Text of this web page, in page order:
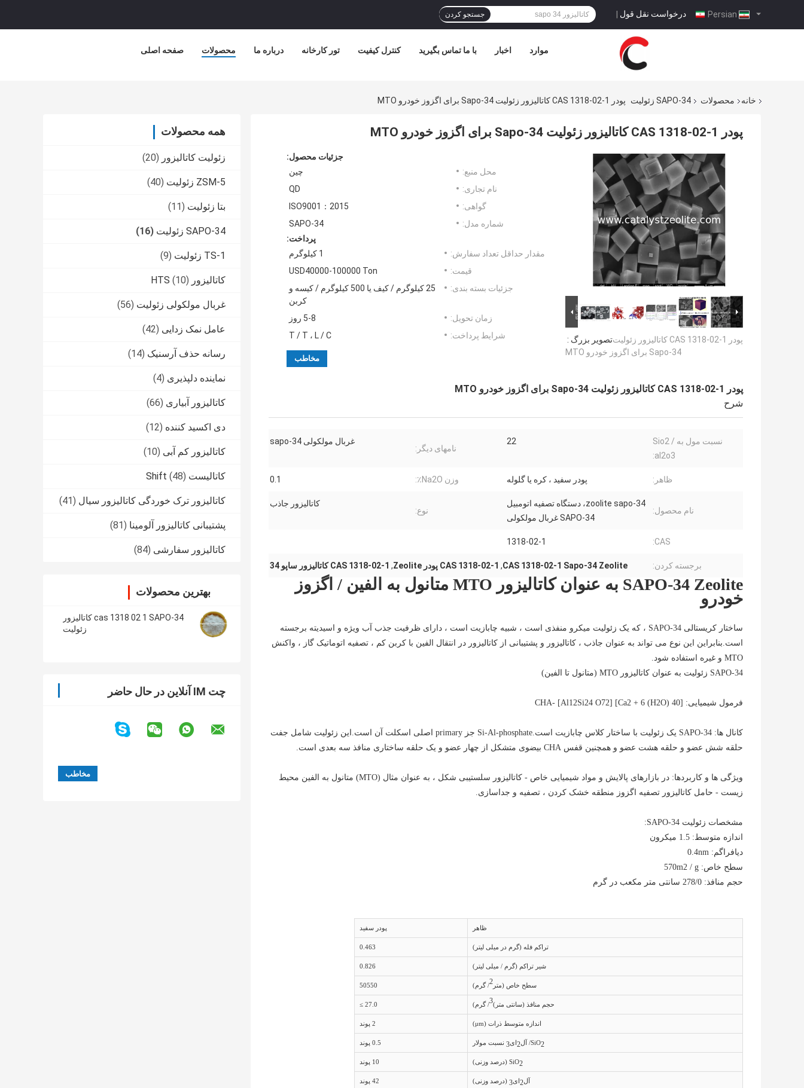
درخواست نقل قول | جستجو کردن
صفحه اصلی محصولات درباره ما تور کارخانه کنترل کیفیت با ما تماس بگیرید اخبار موارد
خانه محصولات SAPO-34 زئولیت پودر CAS 1318-02-1 کاتالیزور زئولیت Sapo-34 برای اگزوز خودرو MTO
همه محصولات
زئولیت کاتالیزور (20)
ZSM-5 زئولیت (40)
بتا زئولیت (11)
SAPO-34 زئولیت (16)
TS-1 زئولیت (9)
کاتالیزور HTS (10)
غربال مولکولی زئولیت (56)
عامل نمک زدایی (42)
رسانه حذف آرسنیک (14)
نماینده دلپذیری (4)
کاتالیزور آبیاری (66)
دی اکسید کننده (12)
کاتالیزور کم آبی (10)
کاتالیست Shift (48)
کاتالیزور ترک خوردگی کاتالیزور سیال (41)
پشتیبانی کاتالیزور آلومینا (81)
کاتالیزور سفارشی (84)
بهترین محصولات
cas 1318 02 1 SAPO-34 کاتالیزور
زئولیت
چت IM آنلاین در حال حاضر
پودر CAS 1318-02-1 کاتالیزور زئولیت Sapo-34 برای اگزوز خودرو MTO
تصویر بزرگ :پودر CAS 1318-02-1 کاتالیزور زئولیت
Sapo-34 برای اگزوز خودرو MTO
جزئیات محصول:
محل منبع:
چین
نام تجاری:
QD
گواهی:
ISO9001：2015
شماره مدل:
SAPO-34
پرداخت:
مقدار حداقل تعداد سفارش:
1 کیلوگرم
قیمت:
USD40000-100000 Ton
جزئیات بسته بندی:
25 کیلوگرم / کیف یا 500 کیلوگرم / کیسه و
کربن
زمان تحویل:
5-8 روز
شرایط پرداخت:
T / T ، L / C
مخاطب
پودر CAS 1318-02-1 کاتالیزور زئولیت Sapo-34 برای اگزوز خودرو MTO
شرح
نسبت مول به Sio2 /
al2o3:
22
نامهای دیگر:
غربال مولکولی sapo-34
ظاهر: پودر سفید ، کره یا گلوله وزن Na2O٪: 0.1
نام محصول:
zoolite sapo-34، دستگاه تصفیه اتومبیل
SAPO-34 غربال مولکولی
نوع:
کاتالیزور جاذب
CAS:
1318-02-1
برجسته کردن: CAS 1318-02-1 Sapo-34 Zeolite
, CAS 1318-02-1 پودر Zeolite , CAS 1318-02-1 کاتالیزور ساپو 34
SAPO-34 Zeolite به عنوان کاتالیزور MTO متانول به الفین / اگزوز
خودرو
ساختار کریستالی SAPO-34 ، که یک زئولیت میکرو منفذی است ، شبیه چابازیت است ، دارای ظرفیت جذب آب ویژه و اسیدیته برجسته
است.بنابراین این نوع می تواند به عنوان جاذب ، کاتالیزور و پشتیبانی از کاتالیزور در انتقال الفین با کربن کم ، تصفیه اتوماتیک گاز ، واکنش
MTO و غیره استفاده شود.
SAPO-34 زئولیت به عنوان کاتالیزور MTO (متانول تا الفین)
فرمول شیمیایی: [Ca2 + 6 (H2O) 40] [Al12Si24 O72] -CHA
کانال ها: SAPO-34 یک زئولیت با ساختار کلاس چابازیت است.Si-Al-phosphate جز primary اصلی اسکلت آن است.این زئولیت شامل جفت
حلقه شش عضو و حلقه هشت عضو و همچنین قفس CHA بیضوی متشکل از چهار عضو و یک حلقه ساختاری منافذ سه بعدی است.
ویژگی ها و کاربردها: در بازارهای پالایش و مواد شیمیایی خاص - کاتالیزور سلستیبی شکل ، به عنوان مثال (MTO) متانول به الفین محیط
زیست - حامل کاتالیزور تصفیه اگزوز منطقه خشک کردن ، تصفیه و جداسازی.
مشخصات زئولیت SAPO-34:
اندازه متوسط: 1.5 میکرون
دیافراگم: 0.4nm
سطح خاص: 570m2 / g
حجم منافذ: 278/0 سانتی متر مکعب در گرم
ظاهر پودر سفید
تراکم فله (گرم در میلی لیتر) 0.463
شیر تراکم (گرم / میلی لیتر) 0.826
سطح خاص (متر 2/ گرم) 50550
حجم منافذ (سانتی متر)3/ گرم) 27.0 ≥
اندازه متوسط ​​ذرات (μm) 2 پوند
SiO2 / آل2 ای3 نسبت مولار 0.5 پوند
SiO2 (درصد وزنی) 10 پوند
آل2 ای3 (درصد وزنی) 42 پوند